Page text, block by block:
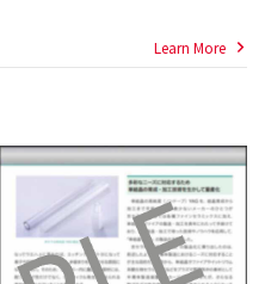
Learn More